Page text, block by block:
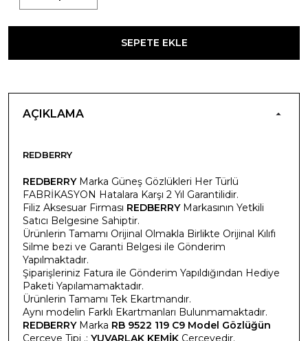
SEPETE EKLE
AÇIKLAMA
REDBERRY
REDBERRYMarka Güneş Gözlükleri Her Türlü
FABRİKASYON Hatalara Karşı 2 Yıl Garantilidir.
Filiz Aksesuar Firması REDBERRYMarkasının Yetkili
Satıcı Belgesine Sahiptir.
Ürünlerin Tamamı Orijinal Olmakla Birlikte Orijinal Kılıfı
Silme bezi ve Garanti Belgesi ile Gönderim
Yapılmaktadır.
Şiparişleriniz Fatura ile Gönderim Yapıldığından Hediye
Paketi Yapılamamaktadır.
Ürünlerin Tamamı Tek Ekartmandır.
Aynı modelin Farklı Ekartmanları Bulunmamaktadır.
REDBERRYMarka RB 9522 119 C9 Model Gözlüğün
Çerçeve Tipi .: YUVARLAK KEMİK Çerçevedir.